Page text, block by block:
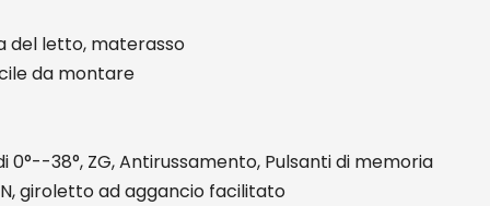
del letto, materasso
da montare
0°--38°, ZG, Antirussamento, Pulsanti di memoria
giroletto ad aggancio facilitato